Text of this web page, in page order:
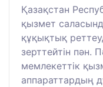
Қазақстан
қызмет
құқықтық
зерттейтін пән.
мемлекеттік
аппараттардың